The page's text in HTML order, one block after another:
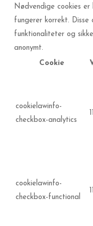
Nødvendige cookies
fungerer korrekt. Disse
funktionaliteter og
anonymt.
Cookie
cookielawinfo-
checkbox-analytics
cookielawinfo-
checkbox-functional